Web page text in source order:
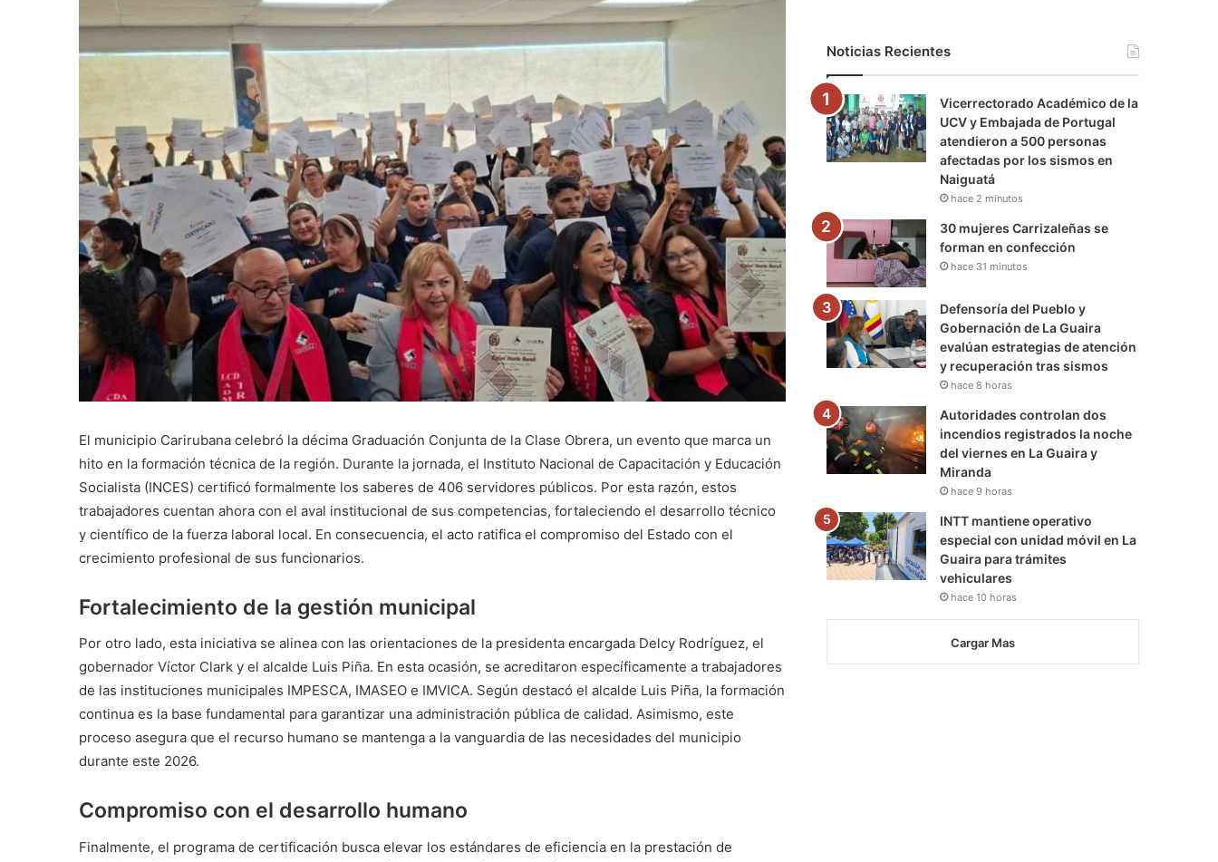
El municipio Carirubana celebró la décima Graduación Conjunta de la Clase Obrera, un evento que marca un
hito en la formación técnica de la región. Durante la jornada, el Instituto Nacional de Capacitación y Educación
Socialista (INCES) certificó formalmente los saberes de 406 servidores públicos. Por esta razón, estos
trabajadores cuentan ahora con el aval institucional de sus competencias, fortaleciendo el desarrollo técnico
y científico de la fuerza laboral local. En consecuencia, el acto ratifica el compromiso del Estado con el
crecimiento profesional de sus funcionarios.
Fortalecimiento de la gestión municipal
Por otro lado, esta iniciativa se alinea con las orientaciones de la presidenta encargada Delcy Rodríguez, el
gobernador Víctor Clark y el alcalde Luis Piña. En esta ocasión, se acreditaron específicamente a trabajadores
de las instituciones municipales IMPESCA, IMASEO e IMVICA. Según destacó el alcalde Luis Piña, la formación
continua es la base fundamental para garantizar una administración pública de calidad. Asimismo, este
proceso asegura que el recurso humano se mantenga a la vanguardia de las necesidades del municipio
durante este 2026.
Compromiso con el desarrollo humano
Finalmente, el programa de certificación busca elevar los estándares de eficiencia en la prestación de
o
k
r
e
r
a
m
a
m
Noticias Recientes
Vicerrectorado Académico de la
UCV y Embajada de Portugal
atendieron a 500 personas
afectadas por los sismos en
Naiguatá
hace 2 minutos
30 mujeres Carrizaleñas se
forman en confección
hace 31 minutos
Defensoría del Pueblo y
Gobernación de La Guaira
evalúan estrategias de atención
y recuperación tras sismos
hace 8 horas
Autoridades controlan dos
incendios registrados la noche
del viernes en La Guaira y
Miranda
hace 9 horas
INTT mantiene operativo
especial con unidad móvil en La
Guaira para trámites
vehiculares
hace 10 horas
Cargar Mas